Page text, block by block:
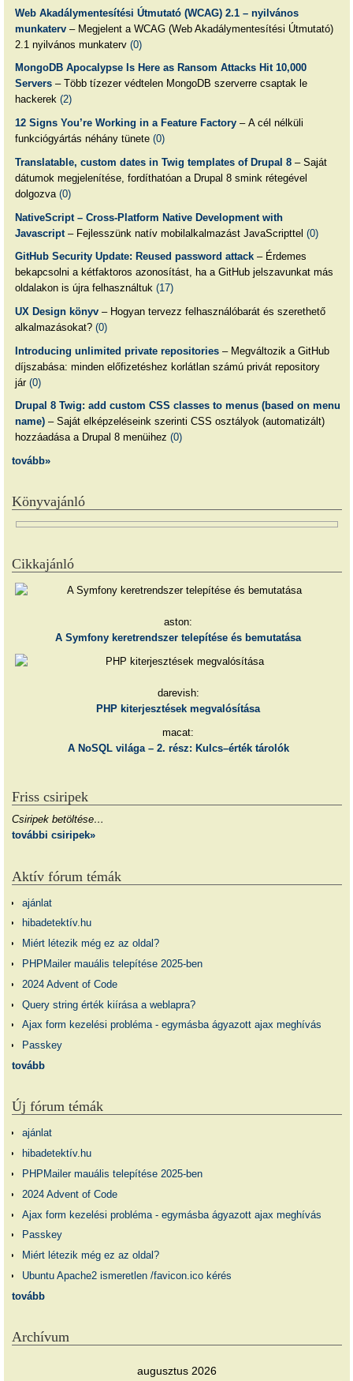
Web Akadálymentesítési Útmutató (WCAG) 2.1 – nyilvános
munkaterv– Megjelent a WCAG (Web Akadálymentesítési Útmutató)
2.1 nyilvános munkaterv (0)
MongoDB Apocalypse Is Here as Ransom Attacks Hit 10,000
Servers– Több tízezer védtelen MongoDB szerverre csaptak le
hackerek (2)
12 Signs You’re Working in a Feature Factory– A cél nélküli
funkciógyártás néhány tünete (0)
Translatable, custom dates in Twig templates of Drupal 8– Saját
dátumok megjelenítése, fordíthatóan a Drupal 8 smink rétegével
dolgozva (0)
NativeScript – Cross-Platform Native Development with
Javascript– Fejlesszünk natív mobilalkalmazást JavaScripttel (0)
GitHub Security Update: Reused password attack– Érdemes
bekapcsolni a kétfaktoros azonosítást, ha a GitHub jelszavunkat más
oldalakon is újra felhasználtuk (17)
UX Design könyv– Hogyan tervezz felhasználóbarát és szerethető
alkalmazásokat? (0)
Introducing unlimited private repositories– Megváltozik a GitHub
díjszabása: minden előfizetéshez korlátlan számú privát repository
jár (0)
Drupal 8 Twig: add custom CSS classes to menus (based on menu
name)– Saját elképzeléseink szerinti CSS osztályok (automatizált)
hozzáadása a Drupal 8 menüihez (0)
tovább»
Könyvajánló
Cikkajánló
aston:
A Symfony keretrendszer telepítése és bemutatása
darevish:
PHP kiterjesztések megvalósítása
macat:
A NoSQL világa – 2. rész: Kulcs–érték tárolók
Friss csiripek
Csiripek betöltése…
további csiripek»
Aktív fórum témák
ajánlat
hibadetektív.hu
Miért létezik még ez az oldal?
PHPMailer mauális telepítése 2025-ben
2024 Advent of Code
Query string érték kiírása a weblapra?
Ajax form kezelési probléma - egymásba ágyazott ajax meghívás
Passkey
tovább
Új fórum témák
ajánlat
hibadetektív.hu
PHPMailer mauális telepítése 2025-ben
2024 Advent of Code
Ajax form kezelési probléma - egymásba ágyazott ajax meghívás
Passkey
Miért létezik még ez az oldal?
Ubuntu Apache2 ismeretlen /favicon.ico kérés
tovább
Archívum
augusztus 2026